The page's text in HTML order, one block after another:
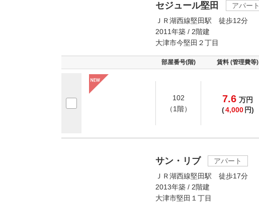
セジュール堅田
アパート
ＪＲ湖西線堅田駅 徒歩12分
2011年築 / 2階建
大津市今堅田２丁目
部屋番号(階) 賃料 (管理費等)
102
（1階）
7.6 万円
(4,000 円)
サン・リブ
アパート
ＪＲ湖西線堅田駅 徒歩17分
2013年築 / 2階建
大津市堅田１丁目